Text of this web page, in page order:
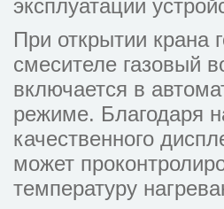
эксплуатации
При открытии крана
смесителе газовый
включается в
режиме. Благодаря
качественного
может
температуру